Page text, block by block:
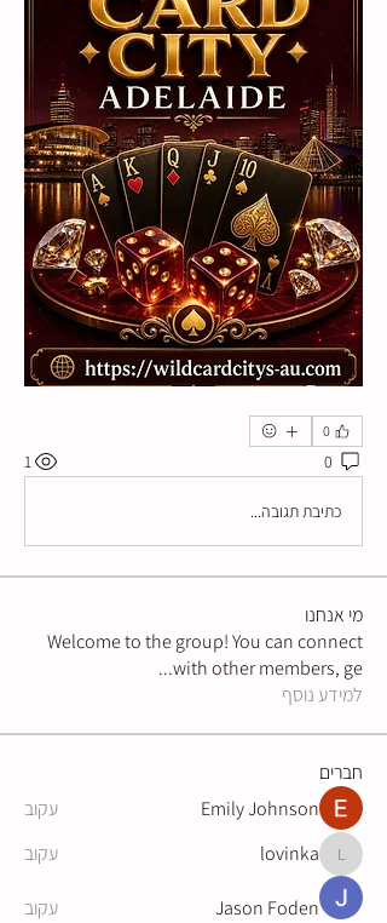
0
0
1
כתיבת תגובה...
מי אנחנו
Welcome to the group! You can connect
with other members, ge
...
למידע נוסף
חברים
Emily Johnson
עקוב
lovinka
lovinka עקוב
Jason Foden עקוב